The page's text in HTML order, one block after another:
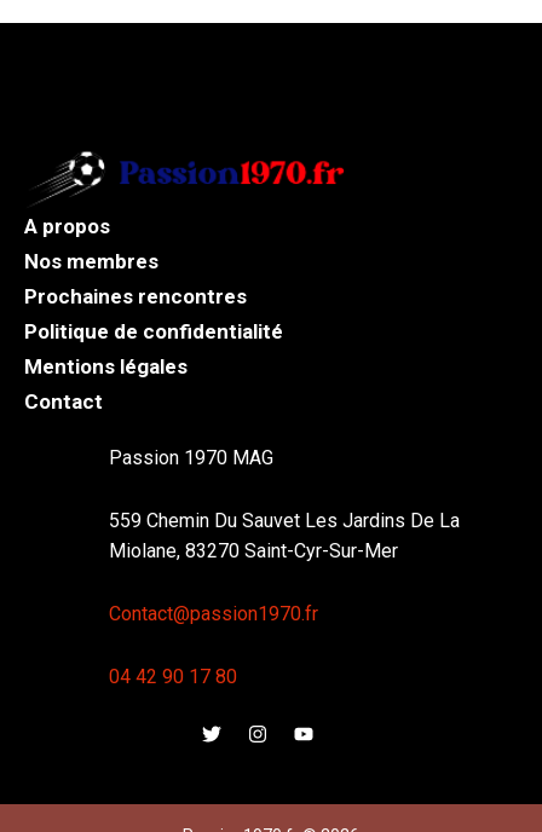
A propos
Nos membres
Prochaines rencontres
Politique de confidentialité
Mentions légales
Contact
Passion 1970 MAG
559 Chemin Du Sauvet Les Jardins De La
Miolane, 83270 Saint-Cyr-Sur-Mer
Contact@passion1970.fr
04 42 90 17 80